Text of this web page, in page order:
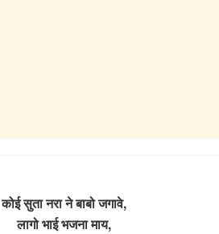
कोई सुता नरा ने बाबो जगावे,
लागो भाई भजना माय,